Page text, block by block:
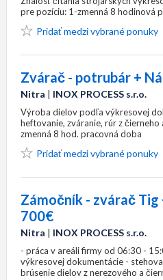
pre pozíciu: 1-zmenná 8 hodinová
Pridať medzi vybrané ponuky
Zvárač - potrubár +
Nitra | INOX PROCESS s.r.o.
Výroba dielov podľa výkresovej
heftovanie, zváranie, rúr z
zmenná 8 hod. pracovná doba
Pridať medzi vybrané ponuky
Zámočník - zvárač
700€
Nitra | INOX PROCESS s.r.o.
- práca v areáli firmy od 06:30 -
výkresovej dokumentácie -
brúsenie dielov z nerezového a